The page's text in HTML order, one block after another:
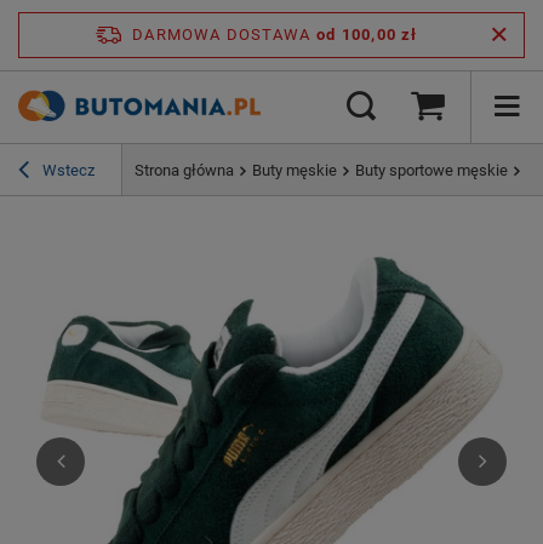
DARMOWA DOSTAWA od 100,00 zł
Wstecz Strona główna Buty męskie Buty sportowe męskie